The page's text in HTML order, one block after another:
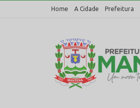
Home A Cidade Prefeitura